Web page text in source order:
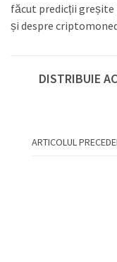
făcut predicții greșite
și despre
DISTRIBUIE
ARTICOLUL